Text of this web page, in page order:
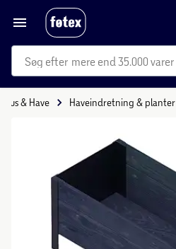
mere end 35.000 varer
Hus & Have Haveindretning & planter